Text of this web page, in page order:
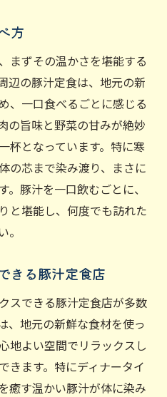
方
まずその温かさを堪能する
辺の豚汁定食は、地元の新
、一口食べるごとに感じる
の旨味と野菜の甘みが絶妙
杯となっています。特に寒
の芯まで染み渡り、まさに
豚汁を一口飲むごとに、
と堪能し、何度でも訪れた
きる豚汁定食店
スできる豚汁定食店が多数
、地元の新鮮な食材を使っ
地よい空間でリラックスし
きます。特にディナータイ
癒す温かい豚汁が体に染み